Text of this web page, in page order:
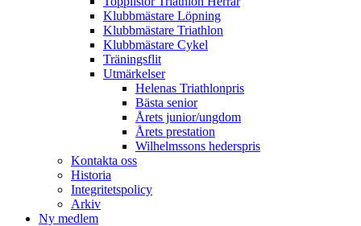
Klubbmästare Löpning
Klubbmästare Triathlon
Klubbmästare Cykel
Träningsflit
Utmärkelser
Helenas Triathlonpris
Bästa senior
Årets junior/ungdom
Årets prestation
Wilhelmssons hederspris
Kontakta oss
Historia
Integritetspolicy
Arkiv
Ny medlem